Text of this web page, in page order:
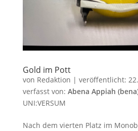
Gold im Pott
von Redaktion | veröffentlicht:
verfasst von: Abena Appiah
UNI:VERSUM
Nach dem vierten Platz im